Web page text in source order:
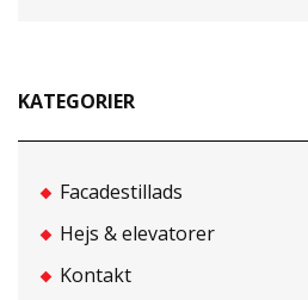
KATEGORIER
Facadestillads
Hejs & elevatorer
Kontakt